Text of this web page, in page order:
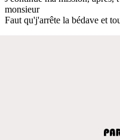
monsieur
Faut qu'j'arrête la bédave et